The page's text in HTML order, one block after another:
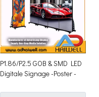
P1.86/P2.5 GOB & SMD LED
Digitale Signage -Poster -